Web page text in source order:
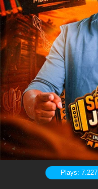
Plays: 7.227